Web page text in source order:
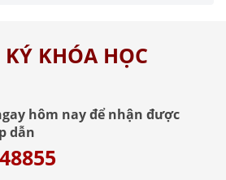
KHÓA HỌC
hôm nay để nhận được
dẫn